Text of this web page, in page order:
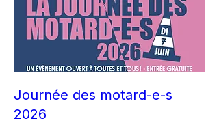
Journée des motard-e-s
2026